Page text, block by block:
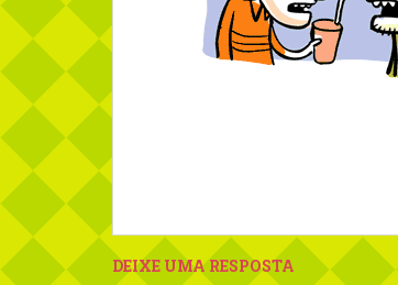
DEIXE UMA RESPOSTA